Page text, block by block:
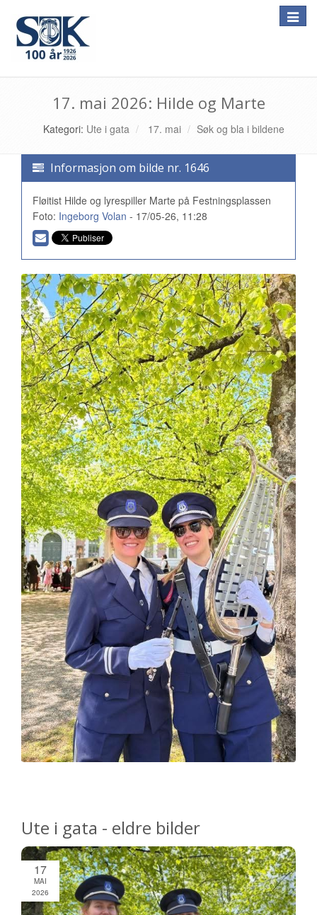
Toggle
17. mai 2026: Hilde og Marte
Kategori: Ute i gata 17. mai Søk og bla i bildene
Informasjon om bilde nr. 1646
Fløitist Hilde og lyrespiller Marte på Festningsplassen
Foto: Ingeborg Volan - 17/05-26, 11:28
Ute i gata - eldre bilder
17
MAI
2026